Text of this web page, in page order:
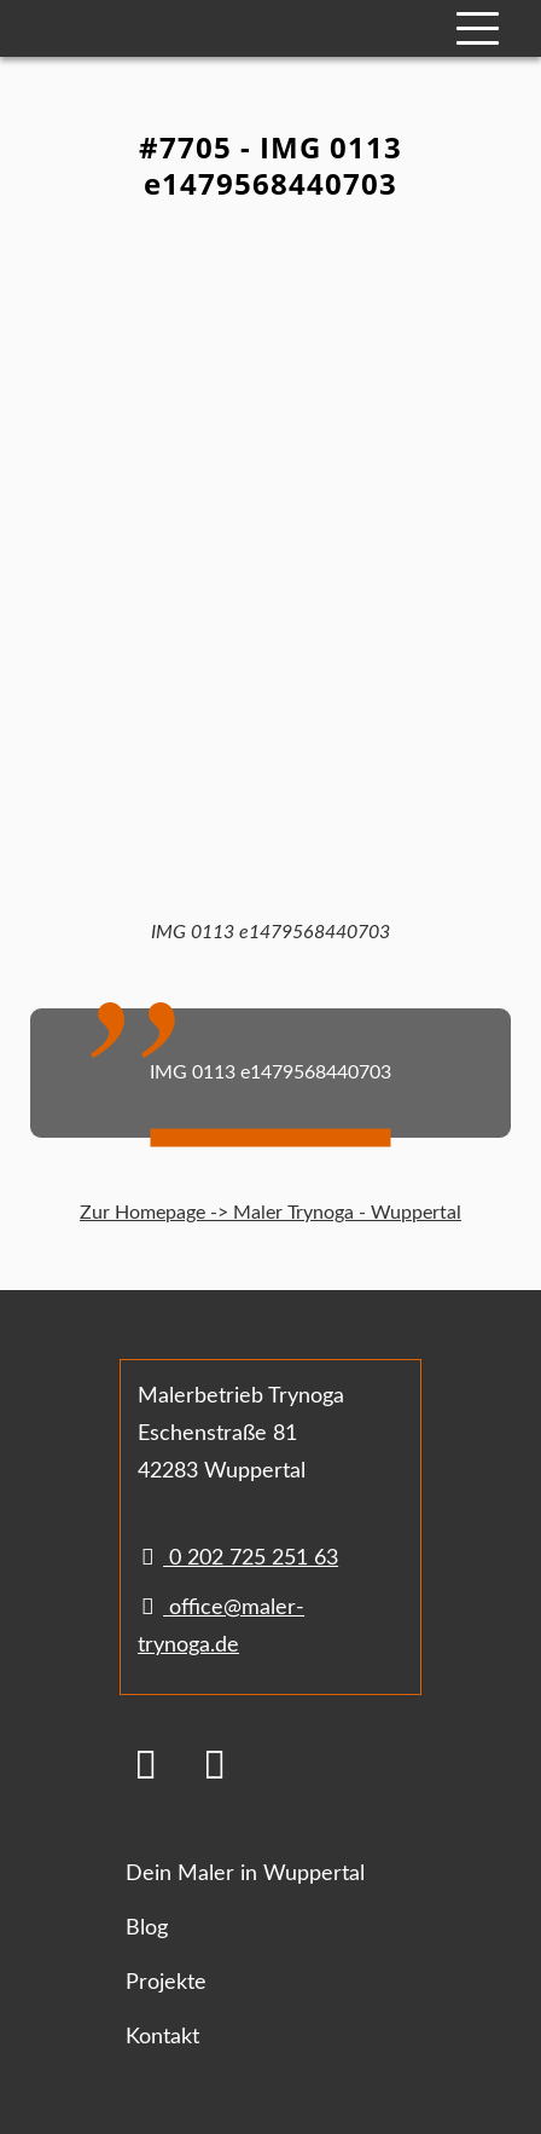
#7705 - IMG 0113
e1479568440703
IMG 0113 e1479568440703
IMG 0113 e1479568440703
Zur Homepage -> Maler Trynoga - Wuppertal
Malerbetrieb Trynoga
Eschenstraße 81
42283 Wuppertal
0 202 725 251 63
office@maler-
trynoga.de
Dein Maler in Wuppertal
Blog
Projekte
Kontakt